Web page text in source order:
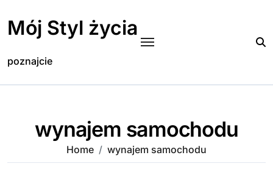
content
Mój Styl życia
poznajcie
wynajem samochodu
Home wynajem samochodu